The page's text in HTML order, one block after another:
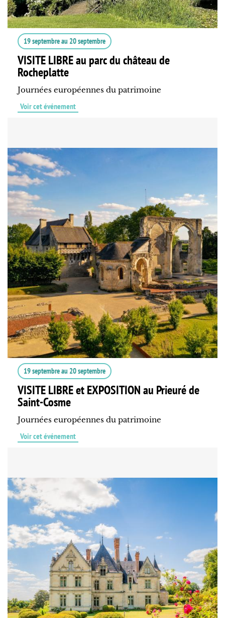
19 septembreau 20 septembre
VISITE LIBRE au parc du château de
Rocheplatte
Journées européennes du patrimoine
Voir cet événement
19 septembreau 20 septembre
VISITE LIBRE et EXPOSITION au Prieuré de
Saint-Cosme
Journées européennes du patrimoine
Voir cet événement